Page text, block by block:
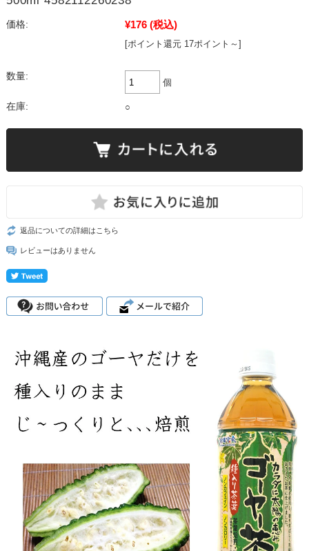
価格: ¥176 (税込)
[ポイント還元 17ポイント～]
数量:
個
在庫: ○
返品についての詳細はこちら
レビューはありません